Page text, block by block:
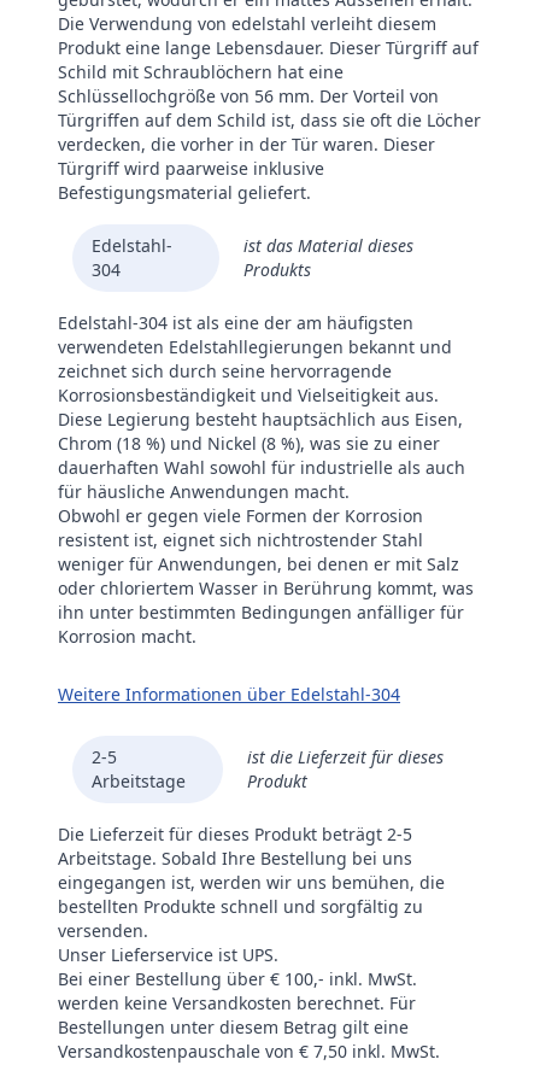
Die Verwendung von edelstahl verleiht diesem
Produkt eine lange Lebensdauer. Dieser Türgriff auf
Schild mit Schraublöchern hat eine
Schlüssellochgröße von 56 mm. Der Vorteil von
Türgriffen auf dem Schild ist, dass sie oft die Löcher
verdecken, die vorher in der Tür waren. Dieser
Türgriff wird paarweise inklusive
Befestigungsmaterial geliefert.
Edelstahl-
304
ist das Material dieses
Produkts
Edelstahl-304 ist als eine der am häufigsten
verwendeten Edelstahllegierungen bekannt und
zeichnet sich durch seine hervorragende
Korrosionsbeständigkeit und Vielseitigkeit aus.
Diese Legierung besteht hauptsächlich aus Eisen,
Chrom (18 %) und Nickel (8 %), was sie zu einer
dauerhaften Wahl sowohl für industrielle als auch
für häusliche Anwendungen macht.
Obwohl er gegen viele Formen der Korrosion
resistent ist, eignet sich nichtrostender Stahl
weniger für Anwendungen, bei denen er mit Salz
oder chloriertem Wasser in Berührung kommt, was
ihn unter bestimmten Bedingungen anfälliger für
Korrosion macht.
Weitere Informationen über Edelstahl-304
2-5
Arbeitstage
ist die Lieferzeit für dieses
Produkt
Die Lieferzeit für dieses Produkt beträgt 2-5
Arbeitstage. Sobald Ihre Bestellung bei uns
eingegangen ist, werden wir uns bemühen, die
bestellten Produkte schnell und sorgfältig zu
versenden.
Unser Lieferservice ist UPS.
Bei einer Bestellung über € 100,- inkl. MwSt.
werden keine Versandkosten berechnet. Für
Bestellungen unter diesem Betrag gilt eine
Versandkostenpauschale von € 7,50 inkl. MwSt.